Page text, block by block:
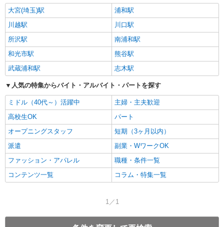
大宮(埼玉)駅
浦和駅
川越駅
川口駅
所沢駅
南浦和駅
和光市駅
熊谷駅
武蔵浦和駅
志木駅
人気の特集からバイト・アルバイト・パートを探す
ミドル（40代～）活躍中
主婦・主夫歓迎
高校生OK
パート
オープニングスタッフ
短期（3ヶ月以内）
派遣
副業・WワークOK
ファッション・アパレル
職種・条件一覧
コンテンツ一覧
コラム・特集一覧
1／1